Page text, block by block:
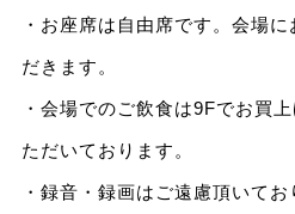
・お座席は自由席です。会場
だきます。
・会場でのご飲食は9Fでお買
ただいております。
・録音・録画はご遠慮頂いてお